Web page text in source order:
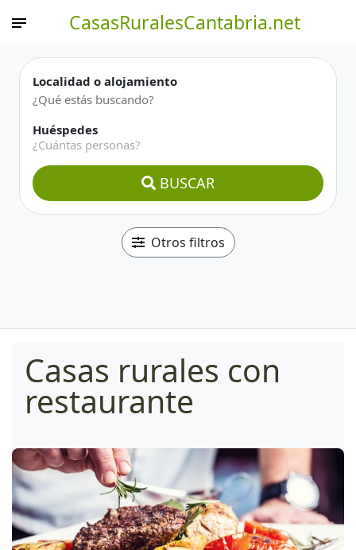
CasasRuralesCantabria.net
Localidad o alojamiento
Huéspedes
¿Cuántas personas?
BUSCAR
Otros filtros
Casas rurales con
restaurante